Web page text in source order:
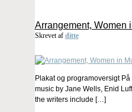
Arrangement, Women
Skrevet af ditte
Plakat og programoversigt
music by Jane Wells, Enid
the writers include […]